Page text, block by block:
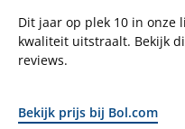
Dit jaar op plek 10 in onze
kwaliteit uitstraalt. Bekijk
reviews.
Bekijk prijs bij Bol.com